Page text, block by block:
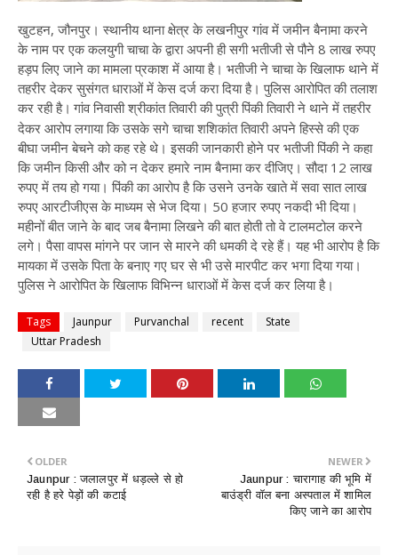
खुटहन, जौनपुर। स्थानीय थाना क्षेत्र के लखनीपुर गांव में जमीन बैनामा करने
के नाम पर एक कलयुगी चाचा के द्वारा अपनी ही सगी भतीजी से पौने 8 लाख रुपए
हड़प लिए जाने का मामला प्रकाश में आया है। भतीजी ने चाचा के खिलाफ थाने में
तहरीर देकर सुसंगत धाराओं में केस दर्ज करा दिया है। पुलिस आरोपित की तलाश
कर रही है। गांव निवासी श्रीकांत तिवारी की पुत्री पिंकी तिवारी ने थाने में तहरीर
देकर आरोप लगाया कि उसके सगे चाचा शशिकांत तिवारी अपने हिस्से की एक
बीघा जमीन बेचने को कह रहे थे। इसकी जानकारी होने पर भतीजी पिंकी ने कहा
कि जमीन किसी और को न देकर हमारे नाम बैनामा कर दीजिए। सौदा 12 लाख
रुपए में तय हो गया। पिंकी का आरोप है कि उसने उनके खाते में सवा सात लाख
रुपए आरटीजीएस के माध्यम से भेज दिया। 50 हजार रुपए नकदी भी दिया।
महीनों बीत जाने के बाद जब बैनामा लिखने की बात होती तो वे टालमटोल करने
लगे। पैसा वापस मांगने पर जान से मारने की धमकी दे रहे हैं। यह भी आरोप है कि
मायका में उसके पिता के बनाए गए घर से भी उसे मारपीट कर भगा दिया गया।
पुलिस ने आरोपित के खिलाफ विभिन्न धाराओं में केस दर्ज कर लिया है।
Tags Jaunpur Purvanchal recent
State
Uttar Pradesh
NEWER
Jaunpur : ​चारागाह की भूमि में
बाउंड्री वॉल बना अस्पताल में शामिल
किए जाने का आरोप
OLDER
Jaunpur : ​जलालपुर में धड़ल्ले से हो
रही है हरे पेड़ों की कटाई